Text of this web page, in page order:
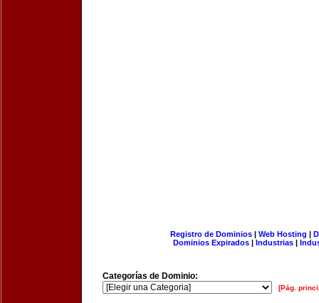
Registro de Dominios| Web Hosting |
Dominios Expirados | Industrias |
Categorías de Dominio:
[Pág.